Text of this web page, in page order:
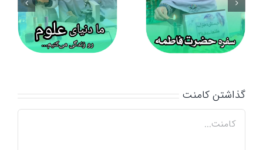
سفره حضرت زهرا
انتخابات شورای
دانش آموزی
گذاشتن کامنت
کامنت